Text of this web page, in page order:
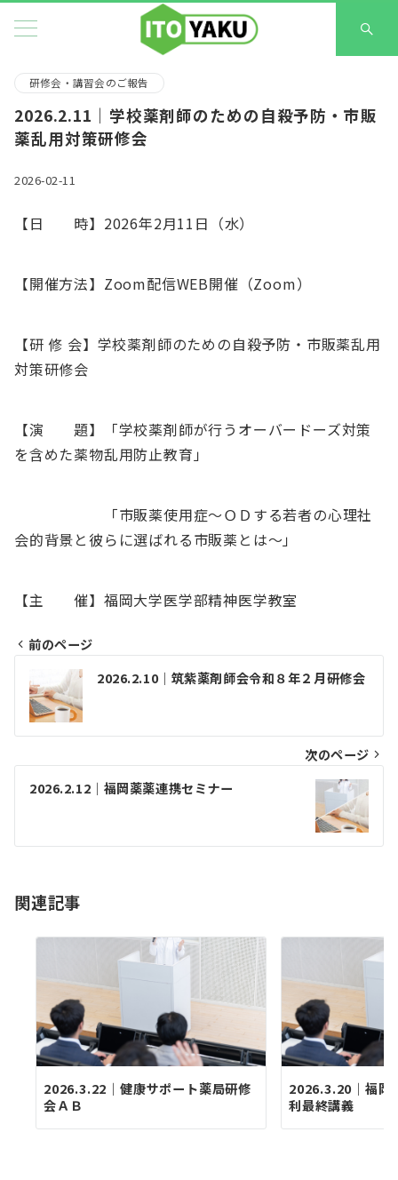
研修会・講習会のご報告
2026.2.11｜学校薬剤師のための自殺予防・市販
薬乱用対策研修会
2026-02-11
【日 時】2026年2月11日（水）
【開催方法】Zoom配信WEB開催（Zoom）
【研 修 会】学校薬剤師のための自殺予防・市販薬乱用
対策研修会
【演 題】「学校薬剤師が行うオーバードーズ対策
を含めた薬物乱用防止教育」
「市販薬使用症〜ＯＤする若者の心理社
会的背景と彼らに選ばれる市販薬とは〜」
【主 催】福岡大学医学部精神医学教室
稿
ナ
ビ
ゲ
シ
ン
前のページ
2026.2.10｜筑紫薬剤師会令和８年２月研修会
次のページ
2026.2.12｜福岡薬薬連携セミナー
関連記事
2026.3.22｜健康サポート薬局研修
会ＡＢ
2026.3.20｜福岡
利最終講義